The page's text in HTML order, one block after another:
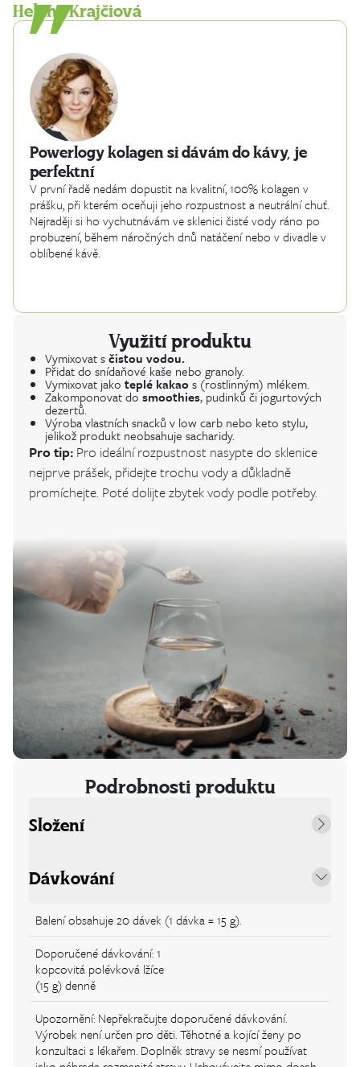
Helena Krajčiová
Powerlogy kolagen si dávám do kávy, je
perfektní
V první řadě nedám dopustit na kvalitní, 100% kolagen v
prášku, při kterém oceňuji jeho rozpustnost a neutrální chuť.
Nejraději si ho vychutnávám ve sklenici čisté vody ráno po
probuzení, během náročných dnů natáčení nebo v divadle v
oblíbené kávě.
Využití produktu
Vymixovat sčistou vodou.
Přidat do snídaňové kaše nebo granoly.
Vymixovat jako teplé kakao s (rostlinným) mlékem.
Zakomponovat do smoothies, pudinků či jogurtových
dezertů.
Výroba vlastních snacků v low carb nebo keto stylu,
jelikož produkt neobsahuje sacharidy.
Pro tip: Pro ideální rozpustnost nasypte do sklenice
nejprve prášek, přidejte trochu vody a důkladně
promíchejte. Poté dolijte zbytek vody podle potřeby.
Podrobnosti produktu
Složení
Dávkování
Balení obsahuje 20 dávek (1 dávka = 15 g).
Doporučené dávkování: 1
kopcovitá polévková lžíce
(15 g) denně
Upozornění: Nepřekračujte doporučené dávkování.
Výrobek není určen pro děti. Těhotné a kojící ženy po
konzultaci s lékařem. Doplněk stravy se nesmí používat